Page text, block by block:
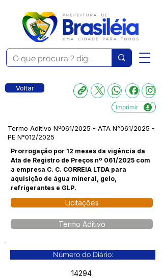
Voltar
Imprimir
Termo Aditivo Nº061/2025 - ATA N°061/2025 -
PE N°012/2025
Prorrogação por 12 meses da vigência da
Ata de Registro de Preços nº 061/2025 com
a empresa C. C. CORREIA LTDA para
aquisição de água mineral, gelo,
refrigerantes e GLP.
Licitações
Termo Aditivo
Número do Diário:
14294